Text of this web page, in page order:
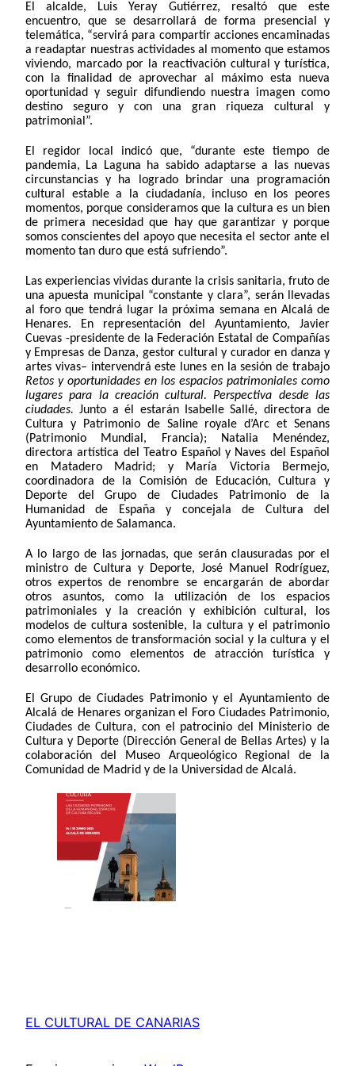
El alcalde, Luis Yeray Gutiérrez, resaltó que este
encuentro, que se desarrollará de forma presencial y
telemática, “servirá para compartir acciones encaminadas
a readaptar nuestras actividades al momento que estamos
viviendo, marcado por la reactivación cultural y turística,
con la finalidad de aprovechar al máximo esta nueva
oportunidad y seguir difundiendo nuestra imagen como
destino seguro y con una gran riqueza cultural y
patrimonial”.
El regidor local indicó que, “durante este tiempo de
pandemia, La Laguna ha sabido adaptarse a las nuevas
circunstancias y ha logrado brindar una programación
cultural estable a la ciudadanía, incluso en los peores
momentos, porque consideramos que la cultura es un bien
de primera necesidad que hay que garantizar y porque
somos conscientes del apoyo que necesita el sector ante el
momento tan duro que está sufriendo”.
Las experiencias vividas durante la crisis sanitaria, fruto de
una apuesta municipal “constante y clara”, serán llevadas
al foro que tendrá lugar la próxima semana en Alcalá de
Henares. En representación del Ayuntamiento, Javier
Cuevas -presidente de la Federación Estatal de Compañías
y Empresas de Danza, gestor cultural y curador en danza y
artes vivas– intervendrá este lunes en la sesión de trabajo
Retos y oportunidades en los espacios patrimoniales como
lugares para la creación cultural. Perspectiva desde las
ciudades. Junto a él estarán Isabelle Sallé, directora de
Cultura y Patrimonio de Saline royale d’Arc et Senans
(Patrimonio Mundial, Francia); Natalia Menéndez,
directora artística del Teatro Español y Naves del Español
en Matadero Madrid; y María Victoria Bermejo,
coordinadora de la Comisión de Educación, Cultura y
Deporte del Grupo de Ciudades Patrimonio de la
Humanidad de España y concejala de Cultura del
Ayuntamiento de Salamanca.
A lo largo de las jornadas, que serán clausuradas por el
ministro de Cultura y Deporte, José Manuel Rodríguez,
otros expertos de renombre se encargarán de abordar
otros asuntos, como la utilización de los espacios
patrimoniales y la creación y exhibición cultural, los
modelos de cultura sostenible, la cultura y el patrimonio
como elementos de transformación social y la cultura y el
patrimonio como elementos de atracción turística y
desarrollo económico.
El Grupo de Ciudades Patrimonio y el Ayuntamiento de
Alcalá de Henares organizanel ForoCiudades Patrimonio,
Ciudades de Cultura, con el patrocinio del Ministerio de
Cultura y Deporte (Dirección General de Bellas Artes) y la
colaboración del Museo Arqueológico Regional de la
Comunidad de Madrid y de la Universidad de Alcalá.
EL CULTURAL DE CANARIAS